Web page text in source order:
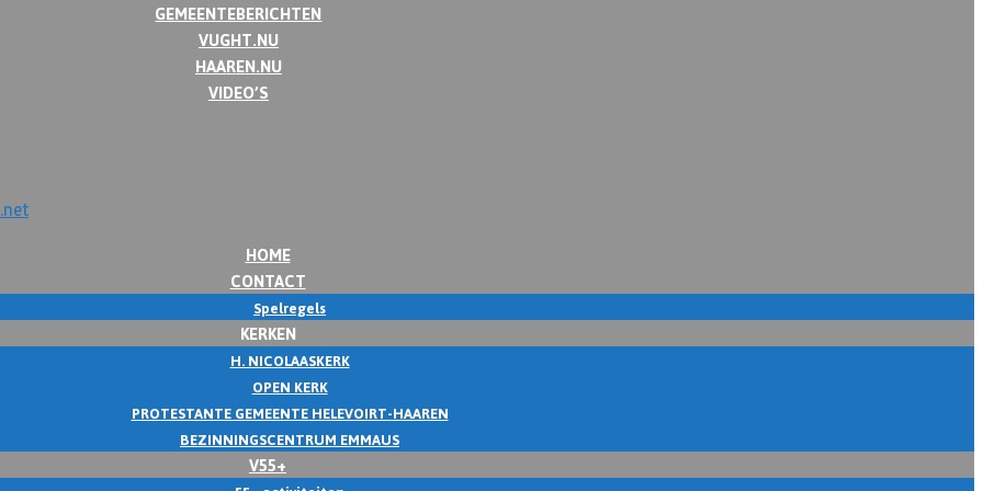
GEMEENTEBERICHTEN
VUGHT.NU
HAAREN.NU
VIDEO’S
HOME
CONTACT
Spelregels
KERKEN
H. NICOLAASKERK
OPEN KERK
PROTESTANTE GEMEENTE HELEVOIRT-HAAREN
BEZINNINGSCENTRUM EMMAUS
V55+